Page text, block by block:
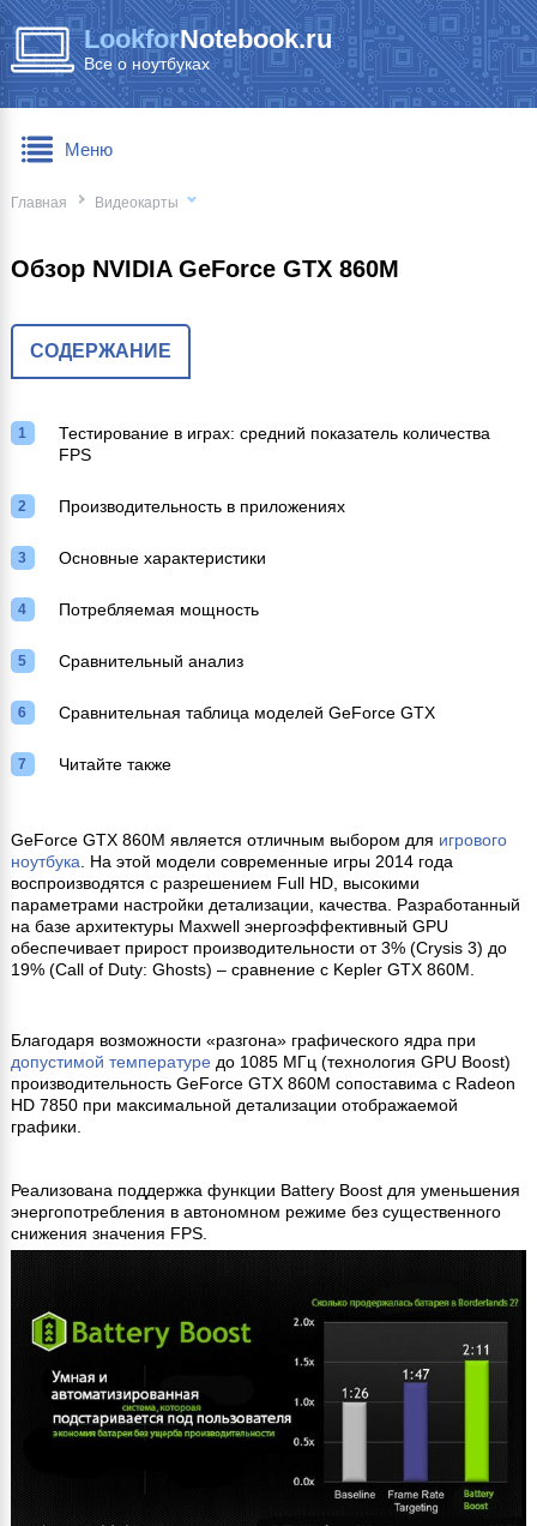
LookforNotebook.ru
Все о ноутбуках
Главная Видеокарты
Обзор NVIDIA GeForce GTX 860M
СОДЕРЖАНИЕ
Тестирование в играх: средний показатель количества
FPS
Производительность в приложениях
Основные характеристики
Потребляемая мощность
Сравнительный анализ
Сравнительная таблица моделей GeForce GTX
Читайте также
GeForce GTX 860M является отличным выбором для игрового
ноутбука . На этой модели современные игры 2014 года
воспроизводятся с разрешением Full HD, высокими
параметрами настройки детализации, качества. Разработанный
на базе архитектуры Maxwell энергоэффективный GPU
обеспечивает прирост производительности от 3% (Crysis 3) до
19% (Call of Duty: Ghosts) – сравнение с Kepler GTX 860M.
Благодаря возможности «разгона» графического ядра при
допустимой температуредо 1085 МГц (технология GPU Boost)
производительность GeForce GTX 860M сопоставима с Radeon
HD 7850 при максимальной детализации отображаемой
графики.
Реализована поддержка функции Battery Boost для уменьшения
энергопотребления в автономном режиме без существенного
снижения значения FPS.
Меню